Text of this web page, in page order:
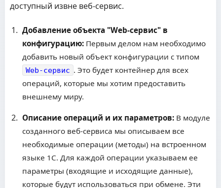
доступный извне веб-сервис.
Добавление объекта "Web-сервис" в
конфигурацию: Первым делом нам необходимо
добавить новый объект конфигурации с типом
Web-сервис . Это будет контейнер для всех
операций, которые мы хотим предоставить
внешнему миру.
Описание операций и их параметров: В модуле
созданного веб-сервиса мы описываем все
необходимые операции (методы) на встроенном
языке 1С. Для каждой операции указываем ее
параметры (входящие и исходящие данные),
которые будут использоваться при обмене. Эти